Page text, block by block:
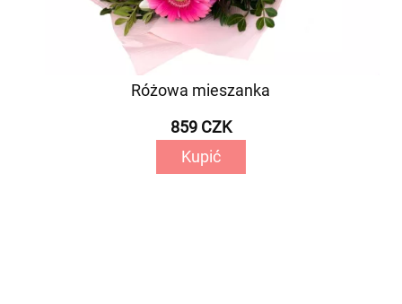
Różowa mieszanka
859 CZK
Kupić